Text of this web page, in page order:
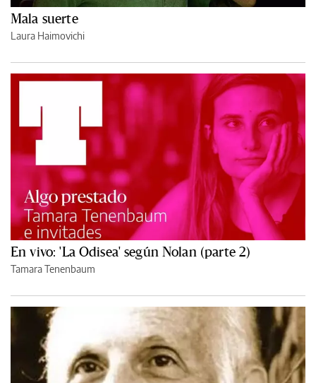
Mala suerte
Laura Haimovichi
En vivo: 'La Odisea' según Nolan (parte 2)
Tamara Tenenbaum